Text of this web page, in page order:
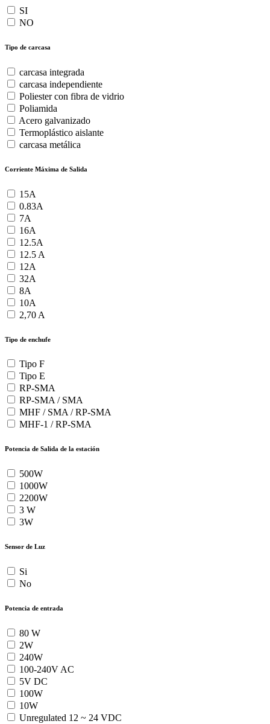
SI
NO
Tipo de carcasa
carcasa integrada
carcasa independiente
Poliester con fibra de vidrio
Poliamida
Acero galvanizado
Termoplástico aislante
carcasa metálica
Corriente Máxima de Salida
15A
0.83A
7A
16A
12.5A
12.5 A
12A
32A
8A
10A
2,70 A
Tipo de enchufe
Tipo F
Tipo E
RP-SMA
RP-SMA / SMA
MHF / SMA / RP-SMA
MHF-1 / RP-SMA
Potencia de Salida de la estación
500W
1000W
2200W
3 W
3W
Sensor de Luz
Si
No
Potencia de entrada
80 W
2W
240W
100-240V AC
5V DC
100W
10W
Unregulated 12 ~ 24 VDC